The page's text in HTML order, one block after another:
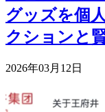
グッズを個
クションと
2026年03月12日